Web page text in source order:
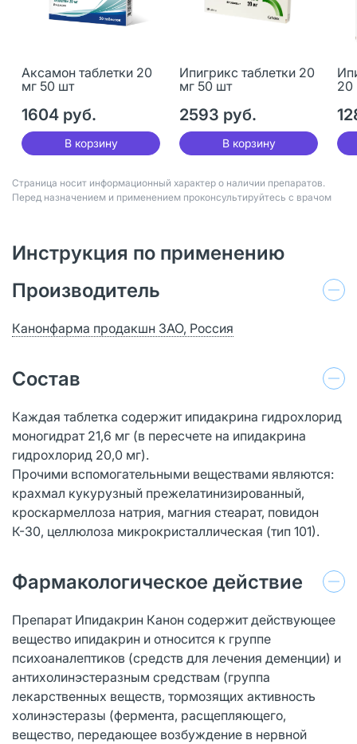
Аксамон таблетки 20
мг 50 шт
1604 руб.
В корзину
Ипигрикс таблетки 20
мг 50 шт
2593 руб.
В корзину
20
Страница носит информационный характер о наличии препаратов.
Перед назначением и применением проконсультируйтесь с врачом
Инструкция по применению
Производитель
Канонфарма продакшн ЗАО, Россия
Состав
Каждая таблетка содержит ипидакрина гидрохлорид
моногидрат 21,6 мг (в пересчете на ипидакрина
гидрохлорид 20,0 мг).
Прочими вспомогательными веществами являются:
крахмал кукурузный прежелатинизированный,
кроскармеллоза натрия, магния стеарат, повидон
К-30, целлюлоза микрокристаллическая (тип 101).
Фармакологическое действие
Препарат Ипидакрин Канон содержит действующее
вещество ипидакрин и относится к группе
психоаналептиков (средств для лечения деменции) и
антихолинэстеразным средствам (группа
лекарственных веществ, тормозящих активность
холинэстеразы (фермента, расщепляющего,
вещество, передающее возбуждение в нервной